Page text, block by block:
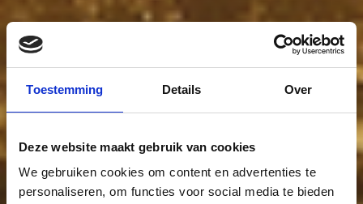
Toestemming Details Over
Deze website maakt gebruik van cookies
We gebruiken cookies om content en advertenties te
personaliseren, om functies voor social media te bieden